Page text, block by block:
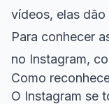
vídeos, elas
Para conhecer
no Instagram,
Como
O Instagram se